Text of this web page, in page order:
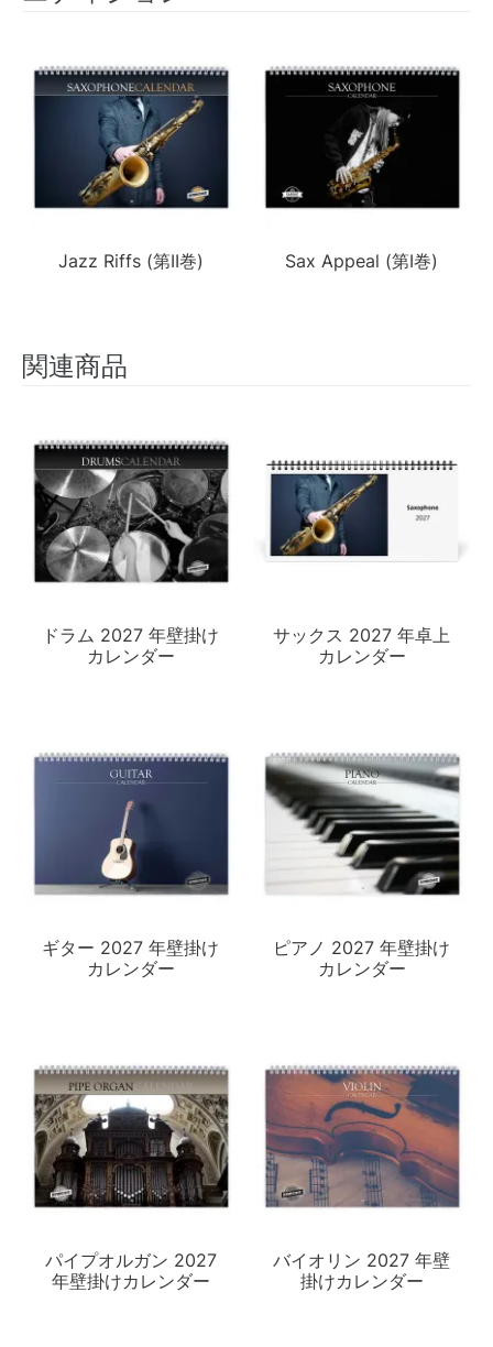
Jazz Riffs (第II巻) Sax Appeal (第I巻)
関連商品
ドラム 2027 年壁掛け
カレンダー
サックス 2027 年卓上
カレンダー
ギター 2027 年壁掛け
カレンダー
ピアノ 2027 年壁掛け
カレンダー
パイプオルガン 2027
年壁掛けカレンダー
バイオリン 2027 年壁
掛けカレンダー